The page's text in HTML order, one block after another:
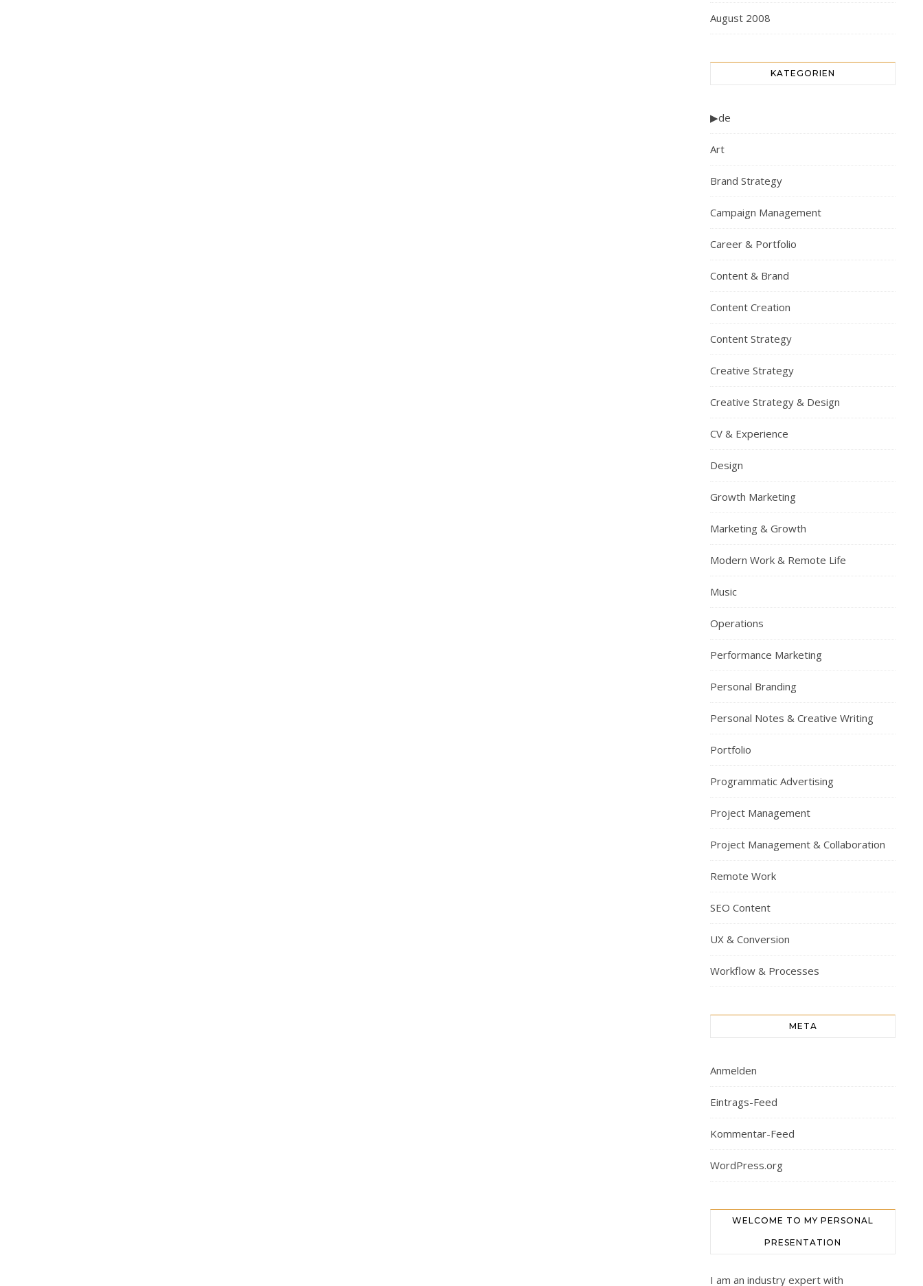
August 2008
KATEGORIEN
▶de
Art
Brand Strategy
Campaign Management
Career & Portfolio
Content & Brand
Content Creation
Content Strategy
Creative Strategy
Creative Strategy & Design
CV & Experience
Design
Growth Marketing
Marketing & Growth
Modern Work & Remote Life
Music
Operations
Performance Marketing
Personal Branding
Personal Notes & Creative Writing
Portfolio
Programmatic Advertising
Project Management
Project Management & Collaboration
Remote Work
SEO Content
UX & Conversion
Workflow & Processes
META
Anmelden
Eintrags-Feed
Kommentar-Feed
WordPress.org
WELCOME TO MY PERSONAL
PRESENTATION
I am an industry expert with